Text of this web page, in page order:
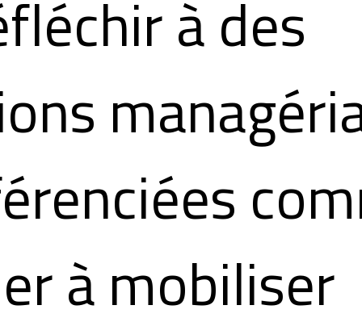
à des
à mobiliser